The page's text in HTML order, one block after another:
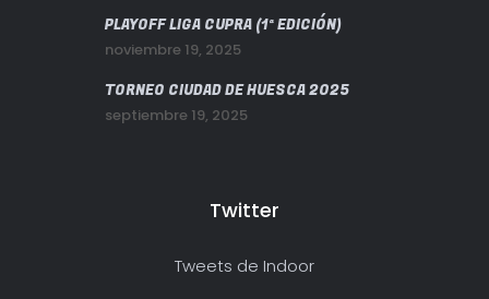
PLAYOFF LIGA CUPRA (1ª EDICIÓN)
noviembre 19, 2025
TORNEO CIUDAD DE HUESCA 2025
septiembre 19, 2025
Twitter
Tweets de Indoor